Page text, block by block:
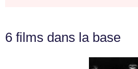
6 films dans la base